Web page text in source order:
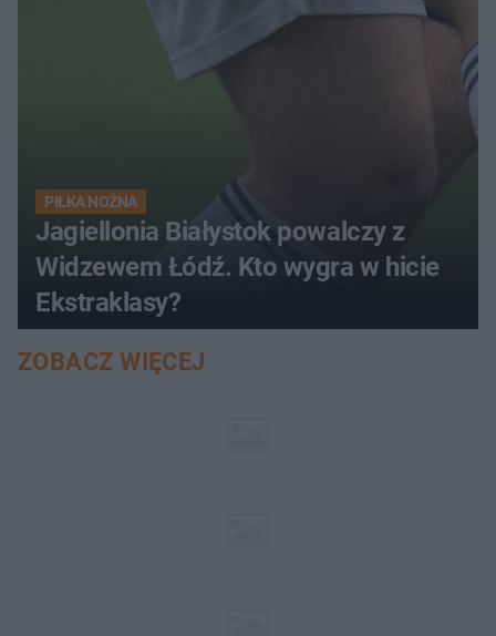
PIŁKA NOŻNA
Jagiellonia Białystok powalczy z
Widzewem Łódź. Kto wygra w hicie
Ekstraklasy?
ZOBACZ WIĘCEJ